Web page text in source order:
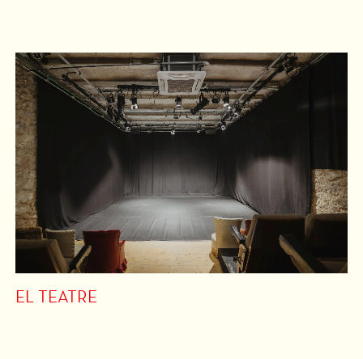
EL TEATRE